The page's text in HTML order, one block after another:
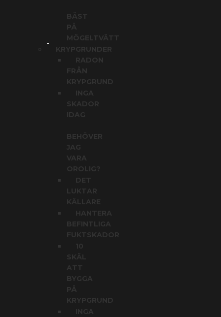
BÄST
PÅ
MÖGELTVÄTT
KRYPGRUNDER
RADON
FRÅN
KRYPGRUND
INGA
SKADOR
IDAG
BEHÖVER
JAG
VARA
OROLIG?
LUKTAR
KÄLLARE
HANTERA
BEFINTLIGA
FUKTSKADOR
SKÄL
ATT
BYGGA
PÅ
KRYPGRUND
INGA